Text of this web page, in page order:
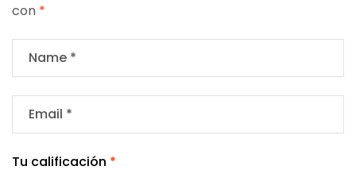
con *
Tu calificación *